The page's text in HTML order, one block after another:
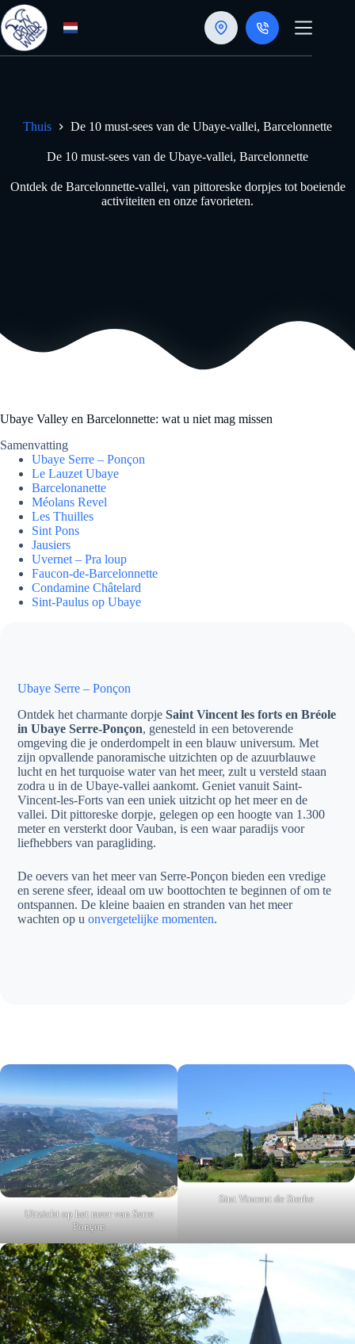
Doorgaan
naar
artikel
Thuis De 10 must-sees van de Ubaye-vallei, Barcelonnette
De 10 must-sees van de Ubaye-vallei, Barcelonnette
Ontdek de Barcelonnette-vallei, van pittoreske dorpjes tot boeiende
activiteiten en onze favorieten.
Ubaye Valley en Barcelonnette: wat u niet mag missen
Samenvatting
Ubaye Serre – Ponçon
Le Lauzet Ubaye
Barcelonanette
Méolans Revel
Les Thuilles
Sint Pons
Jausiers
Uvernet – Pra loup
Faucon-de-Barcelonnette
Condamine Châtelard
Sint-Paulus op Ubaye
Ubaye Serre – Ponçon
Ontdek het charmante dorpjeSaint Vincent les forts en Bréole
in Ubaye Serre-Ponçon, genesteld in een betoverende
omgeving die je onderdompelt in een blauw universum. Met
zijn opvallende panoramische uitzichten op de azuurblauwe
lucht en het turquoise water van het meer, zult u versteld staan
zodra u in de Ubaye-vallei aankomt. Geniet vanuit Saint-
Vincent-les-Forts van een uniek uitzicht op het meer en de
vallei. Dit pittoreske dorpje, gelegen op een hoogte van 1.300
meter en versterkt door Vauban, is een waar paradijs voor
liefhebbers van paragliding.
De oevers van het meer van Serre-Ponçon bieden een vredige
en serene sfeer, ideaal om uw boottochten te beginnen of om te
ontspannen. De kleine baaien en stranden van het meer
wachten op uonvergetelijke momenten.
Uitzicht op het meer van Serre
Ponçon
Sint Vincent de Sterke